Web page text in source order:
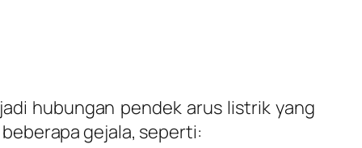
hubungan pendek arus listrik yang
gejala, seperti: